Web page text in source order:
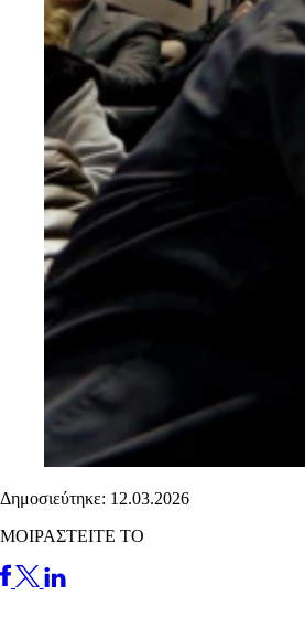
Δημοσιεύτηκε: 12.03.2026
ΜΟΙΡΑΣΤΕΙΤΕ ΤΟ